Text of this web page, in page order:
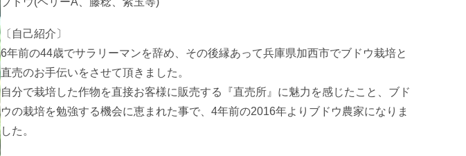
〔自己紹介〕
6年前の44歳でサラリーマンを辞め、その後縁あって兵庫県加西市でブドウ栽培と
直売のお手伝いをさせて頂きました。
自分で栽培した作物を直接お客様に販売する『直売所』に魅力を感じたこと、ブド
ウの栽培を勉強する機会に恵まれた事で、4年前の2016年よりブドウ農家になりま
した。